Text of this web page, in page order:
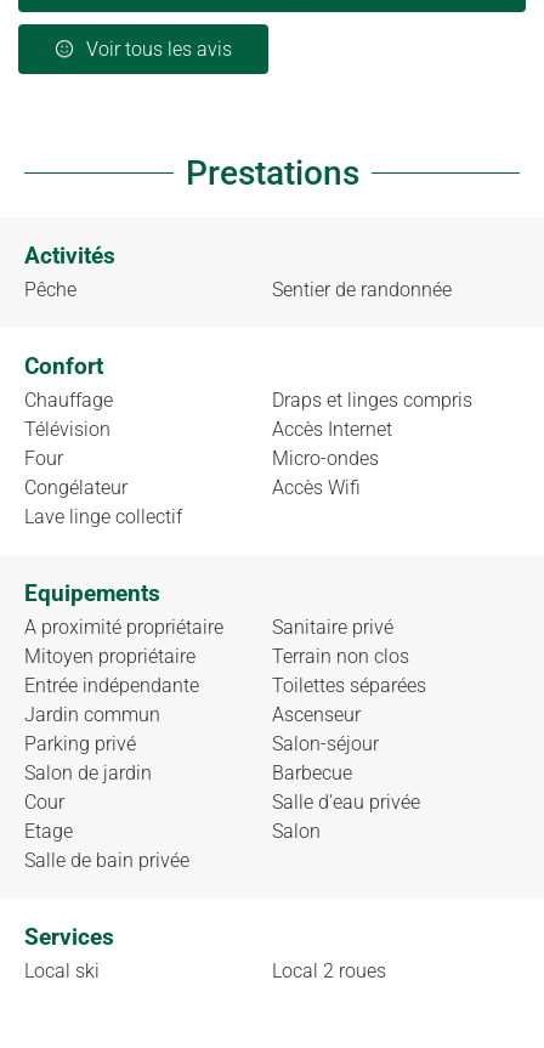
Voir tous les avis
Prestations
Activités
Pêche Sentier de randonnée
Confort
Chauffage
Télévision
Four
Congélateur
Lave linge collectif
Draps et linges compris
Accès Internet
Micro-ondes
Accès Wifi
Equipements
A proximité propriétaire
Mitoyen propriétaire
Entrée indépendante
Jardin commun
Parking privé
Salon de jardin
Cour
Etage
Salle de bain privée
Sanitaire privé
Terrain non clos
Toilettes séparées
Ascenseur
Salon-séjour
Barbecue
Salle d'eau privée
Salon
Services
Local ski Local 2 roues